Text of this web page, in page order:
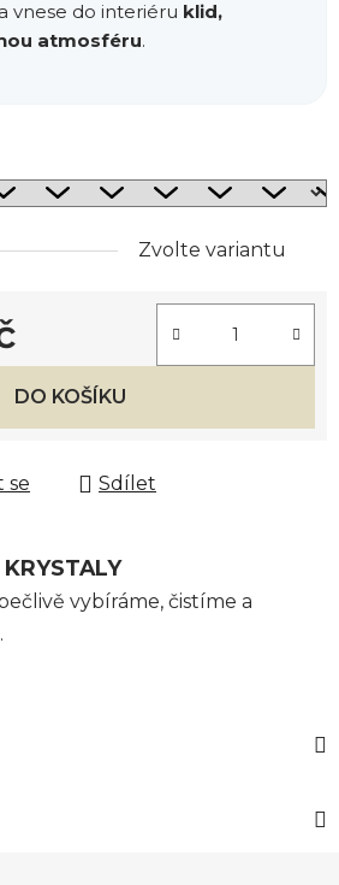
vnese do interiéru klid,
atmosféru.
Zvolte variantu
DO KOŠÍKU
se Sdílet
vybíráme, čistíme a